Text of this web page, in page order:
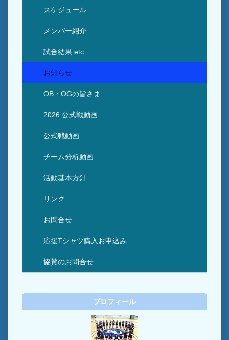
スケジュール
メンバー紹介
試合結果 etc...
お知らせ
OB・OGの皆さま
2026 公式戦動画
公式戦動画
チーム分析動画
活動基本方針
リンク
お問合せ
応援Tシャツ購入お申込み
協賛のお問合せ
プロフィール